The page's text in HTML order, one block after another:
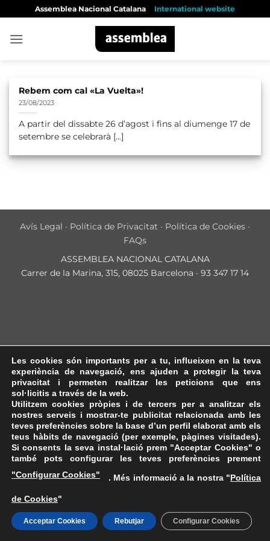
content
Assemblea Nacional Catalana International website
Rebem com cal «La Vuelta»!
23/08/2023
A partir del dissabte 26 d’agost i fins al diumenge 17 de
setembre se celebrarà [...]
Avís Legal · Política de Privacitat · Política de Cookies ·
FAQs
ASSEMBLEA NACIONAL CATALANA
Carrer de la Marina, 315, 08025 Barcelona · 93 347 17 14
Les cookies són importants per a tu, influeixen en la teva
experiència de navegació, ens ajuden a protegir la teva
privacitat i permeten realitzar les peticions que ens
sol·licitis a través de la web.
Utilitzem cookies pròpies i de tercers per a analitzar els
nostres serveis i mostrar-te publicitat relacionada amb les
teves preferències sobre la base d’un perfil elaborat amb els
teus hàbits de navegació (per exemple, pàgines visitades).
Si consents la seva instal·lació prem "Acceptar Cookies" o
també pots configurar les teves preferències prement
"Configurar Cookies"
. Més informació a la nostra "Política
de Cookies"
Acceptar Cookies Rebutjar Configurar Cookies